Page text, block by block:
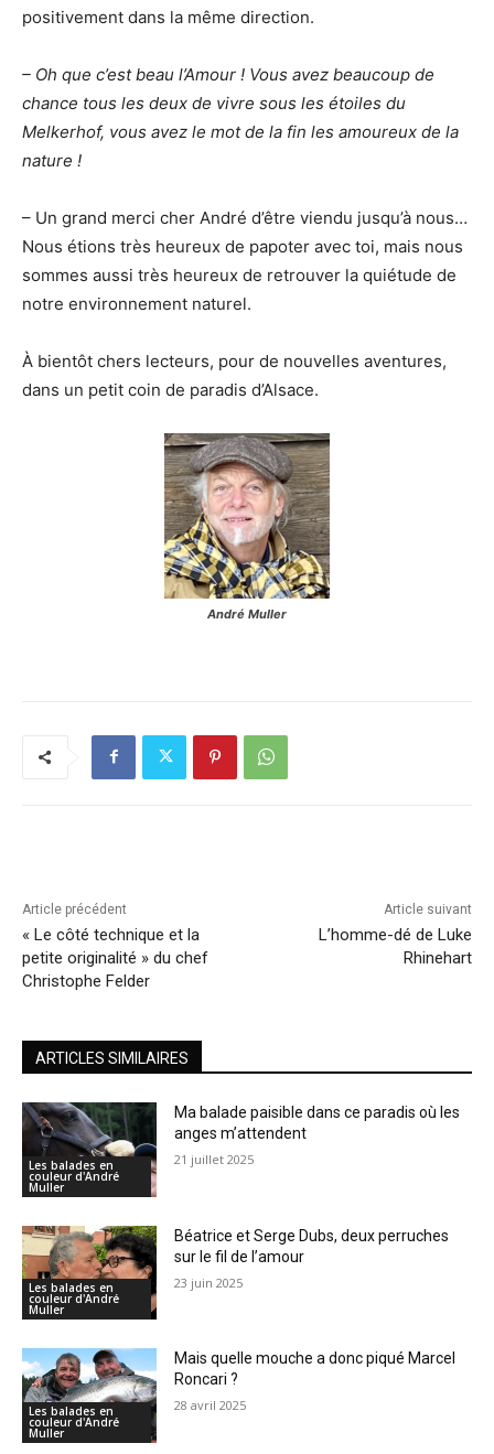
positivement dans la même direction.
– Oh que c’est beau l’Amour ! Vous avez beaucoup de
chance tous les deux de vivre sous les étoiles du
Melkerhof, vous avez le mot de la fin les amoureux de la
nature !
– Un grand merci cher André d’être viendu jusqu’à nous…
Nous étions très heureux de papoter avec toi, mais nous
sommes aussi très heureux de retrouver la quiétude de
notre environnement naturel.
À bientôt chers lecteurs, pour de nouvelles aventures,
dans un petit coin de paradis d’Alsace.
André Muller
Article précédent
« Le côté technique et la
petite originalité » du chef
Christophe Felder
Article suivant
L’homme-dé de Luke
Rhinehart
ARTICLES SIMILAIRES
Les balades en
couleur d'André
Muller
Ma balade paisible dans ce paradis où les
anges m’attendent
21 juillet 2025
Les balades en
couleur d'André
Muller
Béatrice et Serge Dubs, deux perruches
sur le fil de l’amour
23 juin 2025
Les balades en
couleur d'André
Muller
Mais quelle mouche a donc piqué Marcel
Roncari ?
28 avril 2025